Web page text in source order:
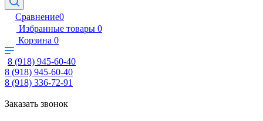
Сравнение0
Избранные товары 0
Корзина 0
8 (918) 945-60-40
8 (918) 945-60-40
8 (918) 336-72-91
Заказать звонок